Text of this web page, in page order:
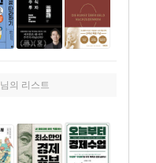
님의 리스트